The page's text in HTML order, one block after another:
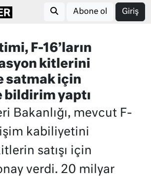
Abone ol Giriş
F-16’ların
kitlerini
satmak için
bildirim yaptı
Bakanlığı, mevcut F-
kabiliyetini
satışı için
verdi. 20 milyar